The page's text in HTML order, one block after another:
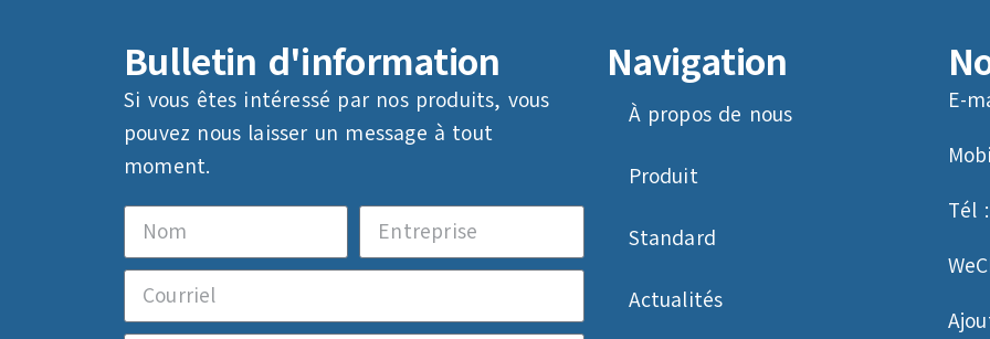
Bulletin d'information
Si vous êtes intéressé par nos produits, vous
pouvez nous laisser un message à tout
moment.
Navigation
À propos de nous
Produit
Standard
Actualités
E-
Tél